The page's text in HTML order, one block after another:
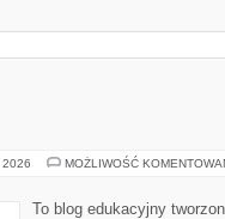
2026 MOŻLIWOŚĆ
To blog edukacyjny